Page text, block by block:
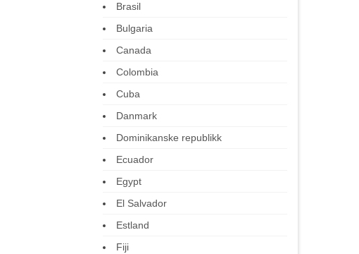
Brasil
Bulgaria
Canada
Colombia
Cuba
Danmark
Dominikanske republikk
Ecuador
Egypt
El Salvador
Estland
Fiji